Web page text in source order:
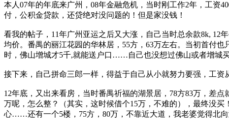
本人07年的年底来广州，08年金融危机，当时刚工作2年，工资
付，公积金贷款，还贷绝对没问题的！但是家没钱！
看我的帖子，11年广州亚运之后又大涨，自己当时总余款8k, 12
均价。番禺的丽江花园的华林居，55方，63万左右。当初首付
时，佛山增城才5千,就能送户口……自己也没想过佛山或者增城
接下来，自己拼命三郎一样，得益于自己从小就努力要强，工
12年底，又出来看房，当时番禺祈福的湖景居，78方83万，差
万呢，怎么整？（其实，这时候借个15万，不难的），最终没
心……还有一个5楼，75方，80万，不靠近大道，我老婆觉得北